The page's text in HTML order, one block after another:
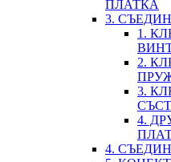
ПЛАТКА
3.
1.
2.
3.
4.
4.